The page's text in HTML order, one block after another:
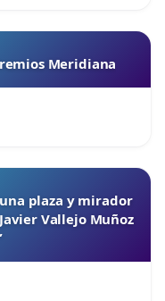
Meridiana
plaza y mirador
Vallejo Muñoz